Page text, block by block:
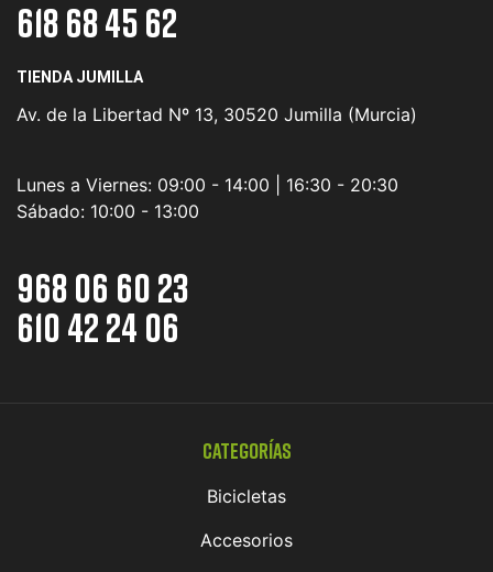
618 68 45 62
TIENDA JUMILLA
Av. de la Libertad Nº 13, 30520 Jumilla (Murcia)
Lunes a Viernes: 09:00 - 14:00 | 16:30 - 20:30
Sábado: 10:00 - 13:00
968 06 60 23
610 42 24 06
Categorías
Bicicletas
Accesorios